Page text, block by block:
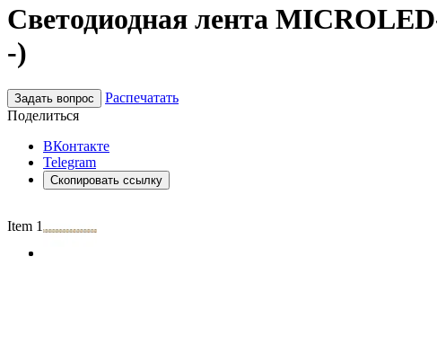
Светодиодная лента
-)
Задать вопрос
Распечатать
Поделиться
ВКонтакте
Telegram
Скопировать ссылку
Item 1 of 2